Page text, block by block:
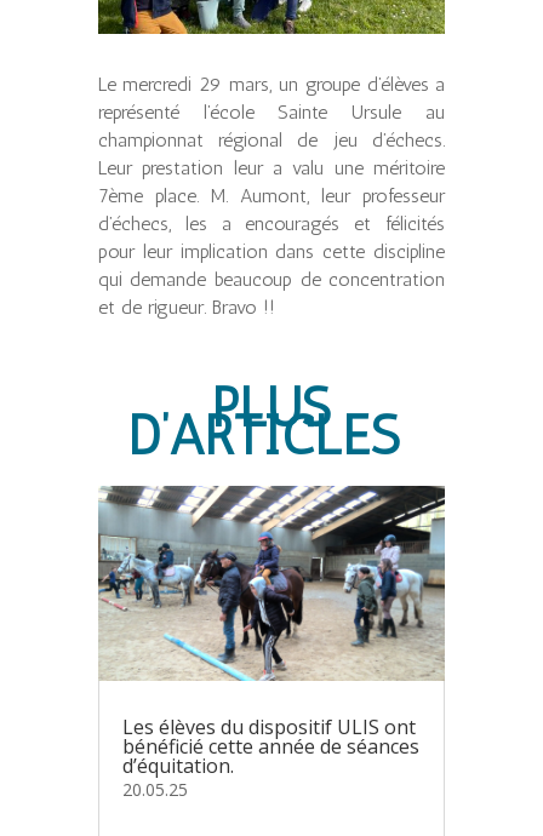
Le mercredi 29 mars, un groupe d’élèves a
représenté l’école Sainte Ursule au
championnat régional de jeu d’échecs.
Leur prestation leur a valu une méritoire
7ème place. M. Aumont, leur professeur
d’échecs, les a encouragés et félicités
pour leur implication dans cette discipline
qui demande beaucoup de concentration
et de rigueur. Bravo !!
PLUS
D’ARTICLES
Les élèves du dispositif ULIS ont
bénéficié cette année de séances
d’équitation.
20.05.25